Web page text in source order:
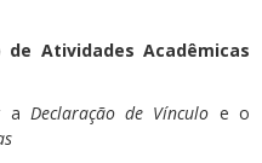
Atividades Acadêmicas
a Declaração de Vínculo e o